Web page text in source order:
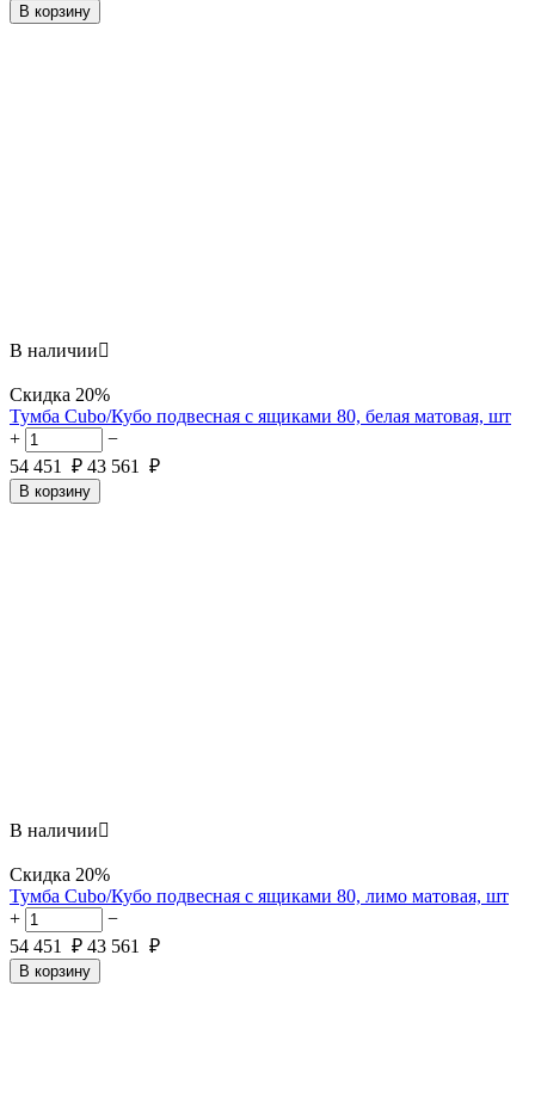
В корзину
В наличии
Скидка 20%
Тумба Cubo/Кубо подвесная с ящиками 80, белая матовая, шт
+
−
54 451
₽ 43 561 ₽
В корзину
В наличии
Скидка 20%
Тумба Cubo/Кубо подвесная с ящиками 80, лимо матовая, шт
+
−
54 451
₽ 43 561 ₽
В корзину